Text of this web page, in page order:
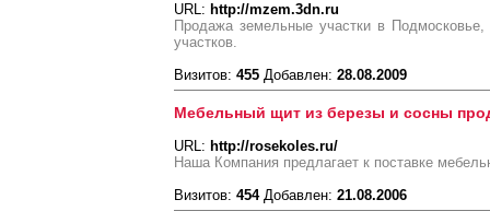
URL: http://mzem.3dn.ru
Продажа земельные участки в
участков.
Визитов: 455 Добавлен: 28.08.2009
Мебельный щит из березы и сосны
URL: http://rosekoles.ru/
Наша Компания предлагает к поставке
Визитов: 454Добавлен: 21.08.2006